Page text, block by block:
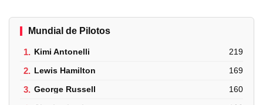
Mundial de Pilotos
1. Kimi Antonelli 219
2. Lewis Hamilton 169
3. George Russell 160